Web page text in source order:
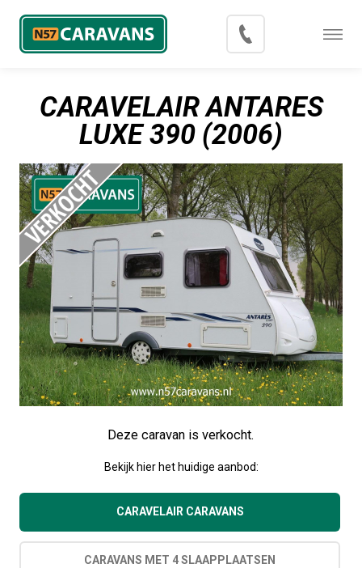
CARAVELAIR ANTARES
LUXE 390 (2006)
Deze caravan is verkocht.
Bekijk hier het huidige aanbod:
CARAVELAIR CARAVANS
CARAVANS MET 4 SLAAPPLAATSEN
Menu
Inkoop
Export
Contact
Over N57 Caravans